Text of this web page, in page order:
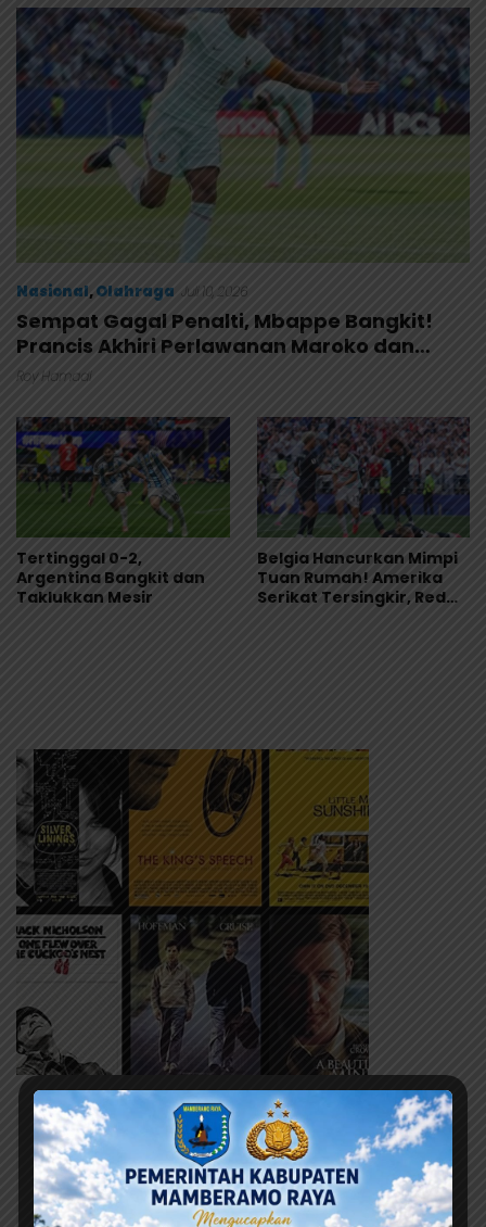
Nasional,Olahraga Juli 10, 2026
Sempat Gagal Penalti, Mbappe Bangkit!
Prancis Akhiri Perlawanan Maroko dan
Segel Tiket Semifinal
Roy Hamadi
Tertinggal 0-2,
Argentina Bangkit dan
Taklukkan Mesir
Belgia Hancurkan Mimpi
Tuan Rumah! Amerika
Serikat Tersingkir, Red
Berita Terbaru
Ini adalah contoh judul deskripsi yang bisa anda isi
dan sesuaikan pada widget